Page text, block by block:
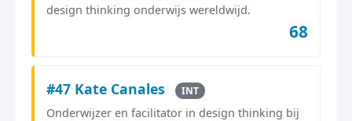
design thinking onderwijs wereldwijd.
68
#47 Kate Canales INT
Onderwijzer en facilitator in design thinking bij